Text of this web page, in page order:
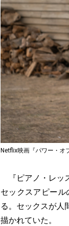
Netflix映画『パワー・オ
『ピアノ・レッ
セックスアピール
る。セックスが人
描かれていた。